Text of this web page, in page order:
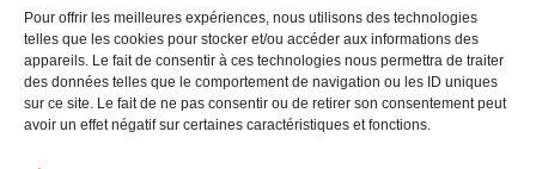
Pour offrir les meilleures expériences, nous utilisons des technologies
telles que les cookies pour stocker et/ou accéder aux informations des
appareils. Le fait de consentir à ces technologies nous permettra de traiter
des données telles que le comportement de navigation ou les ID uniques
sur ce site. Le fait de ne pas consentir ou de retirer son consentement peut
avoir un effet négatif sur certaines caractéristiques et fonctions.